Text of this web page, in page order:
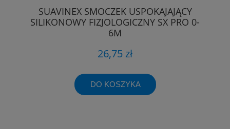
SUAVINEX SMOCZEK USPOKAJAJĄCY
SILIKONOWY FIZJOLOGICZNY SX PRO 0-
6M
26,75 zł
DO KOSZYKA